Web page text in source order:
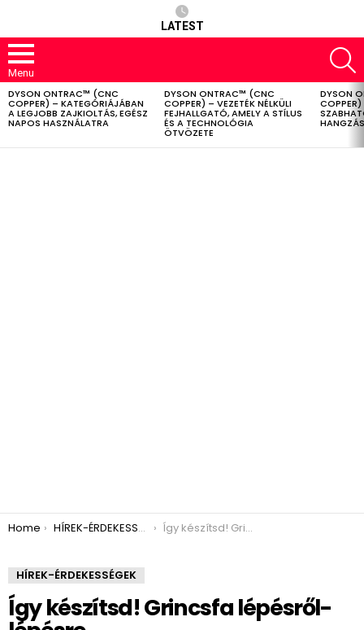
LATEST
Menu
LATEST
STORIES
DYSON ONTRAC™ (CNC
COPPER) – KATEGÓRIÁJÁBAN
A LEGJOBB ZAJKIOLTÁS, EGÉSZ
NAPOS HASZNÁLATRA
DYSON ONTRAC™ (CNC
COPPER) – VEZETÉK NÉLKÜLI
FEJHALLGATÓ, AMELY A STÍLUS
ÉS A TECHNOLÓGIA
ÖTVÖZETE
DYSON
COPPER)
You are here:
Home HÍREK-ÉRDEKESSÉGEK Így készítsd! Grincsfa lépésről-lépésre
HÍREK-ÉRDEKESSÉGEK
Így készítsd! Grincsfa lépésről-